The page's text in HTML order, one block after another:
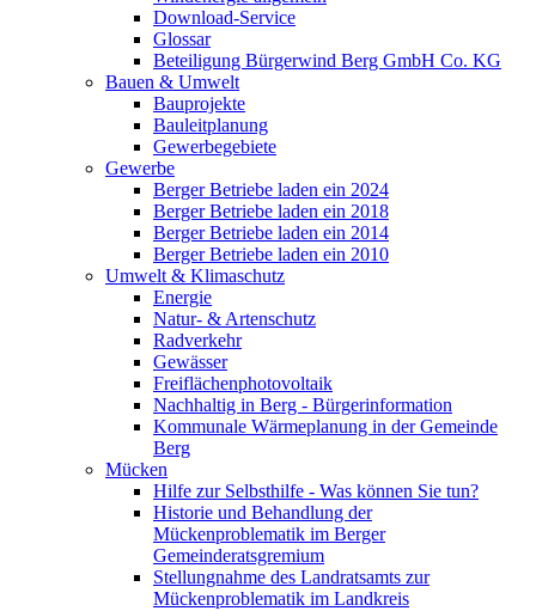
Download-Service
Glossar
Beteiligung Bürgerwind Berg GmbH Co. KG
Bauen & Umwelt
Bauprojekte
Bauleitplanung
Gewerbegebiete
Gewerbe
Berger Betriebe laden ein 2024
Berger Betriebe laden ein 2018
Berger Betriebe laden ein 2014
Berger Betriebe laden ein 2010
Umwelt & Klimaschutz
Energie
Natur- & Artenschutz
Radverkehr
Gewässer
Freiflächenphotovoltaik
Nachhaltig in Berg - Bürgerinformation
Kommunale Wärmeplanung in der Gemeinde
Berg
Mücken
Hilfe zur Selbsthilfe - Was können Sie tun?
Historie und Behandlung der
Mückenproblematik im Berger
Gemeinderatsgremium
Stellungnahme des Landratsamts zur
Mückenproblematik im Landkreis